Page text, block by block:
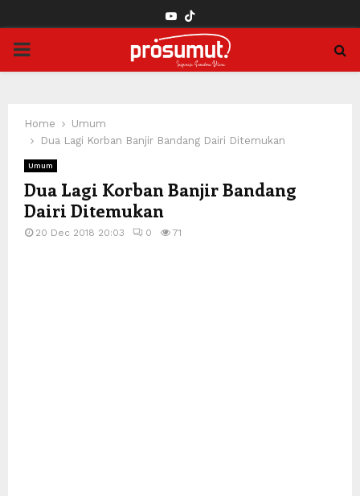
YOUTUBE
PRIMARY
Home
Umum
Dua Lagi Korban Banjir Bandang Dairi Ditemukan
Umum
Dua Lagi Korban Banjir Bandang
Dairi Ditemukan
20 Dec 2018 20:03 0 71